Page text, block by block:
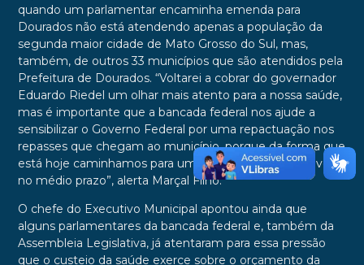
quando um parlamentar encaminha emenda para
Dourados não está atendendo apenas a população da
segunda maior cidade de Mato Grosso do Sul, mas,
também, de outros 33 municípios que são atendidos pela
Prefeitura de Dourados. “Voltarei a cobrar do governador
Eduardo Riedel um olhar mais atento para a nossa saúde,
mas é importante que a bancada federal nos ajude a
sensibilizar o Governo Federal por uma repactuação nos
repasses que chegam ao município, porque da forma que
está hoje caminhamos para uma situação insustentável
no médio prazo”, alerta Marçal Filho.
O chefe do Executivo Municipal apontou ainda que
alguns parlamentares da bancada federal e, também da
Assembleia Legislativa, já atentaram para essa pressão
que o custeio da saúde exerce sobre o orçamento da